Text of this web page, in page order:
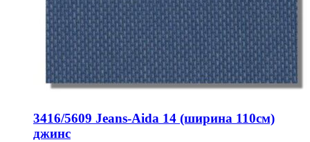
3416/5609 Jeans-Aida 14 (ширина 110см)
джинс